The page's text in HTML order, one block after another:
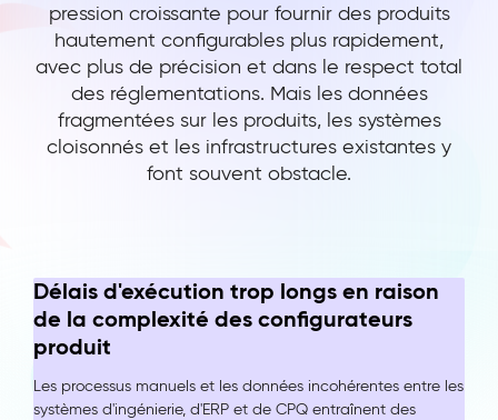
pression croissante pour fournir des produits
hautement configurables plus rapidement,
avec plus de précision et dans le respect total
des réglementations. Mais les données
fragmentées sur les produits, les systèmes
cloisonnés et les infrastructures existantes y
font souvent obstacle.
Délais d'exécution trop longs en raison
de la complexité desconfigurateurs
produit
Les processus manuels et les données incohérentes entre les
systèmes d'ingénierie, d'ERP et de CPQ entraînent des